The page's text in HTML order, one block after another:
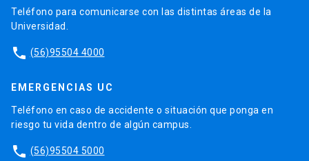
Teléfono para comunicarse con las distintas áreas de la
Universidad.
phone (56)95504 4000
EMERGENCIAS UC
Teléfono en caso de accidente o situación que ponga en
riesgo tu vida dentro de algún campus.
phone (56)95504 5000